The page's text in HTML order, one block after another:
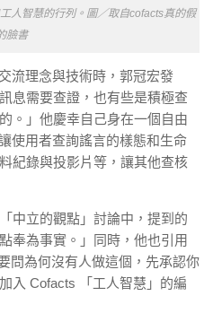
人智慧的行列。圖／取自cofacts真的假
臉書
流理念與技術時，郭冠宏發
息需要查證，也有些是積極查
。」他慶幸自己身在一個自由
使用者查詢謠言的樣態和生命
紀錄與投影片等，讓其他查核
中立的觀點」討論中，提到的
奉為事實。」同時，他也引用
問為何沒有人做這個，先承認你
入 Cofacts 「工人智慧」的編